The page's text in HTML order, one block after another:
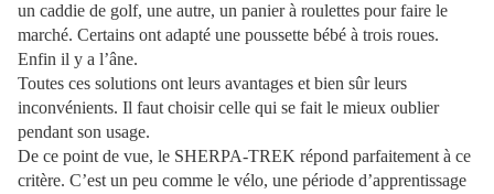
un caddie de golf, une autre, un panier à roulettes pour faire le
marché. Certains ont adapté une poussette bébé à trois roues.
Enfin il y a l’âne.
Toutes ces solutions ont leurs avantages et bien sûr leurs
inconvénients. Il faut choisir celle qui se fait le mieux oublier
pendant son usage.
De ce point de vue, le SHERPA-TREK répond parfaitement à ce
critère. C’est un peu comme le vélo, une période d’apprentissage